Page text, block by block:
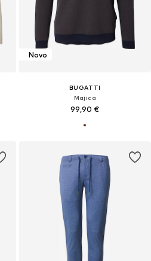
Novo
BUGATTI
Majica
99,90 €